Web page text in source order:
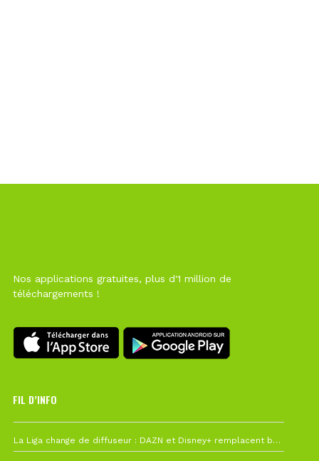
Nos applications gratuites, plus d'1 million de
téléchargements !
FIL D’INFO
La Liga change de diffuseur : DAZN et Disney+ remplacent beIN Sports !